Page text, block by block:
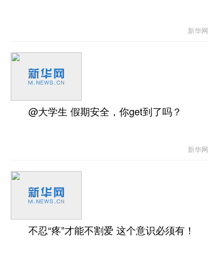
新华网
@大学生 假期安全，你get到了吗？
新华网
不忍“疼”才能不割爱 这个意识必须有！